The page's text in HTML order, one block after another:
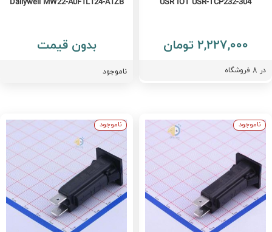
USR IOT USR-TCP232-304
2,227,000 تومان
8 فروشگاه
Dailywell MW22-A0F1L124-A1ZB
بدون قیمت
ناموجود
ناموجود ناموجود